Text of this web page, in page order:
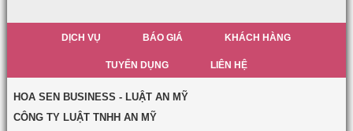
DỊCH VỤ BÁO GIÁ KHÁCH HÀNG
TUYỂN DỤNG LIÊN HỆ
HOA SEN BUSINESS - LUẬT AN MỸ
CÔNG TY LUẬT TNHH AN MỸ